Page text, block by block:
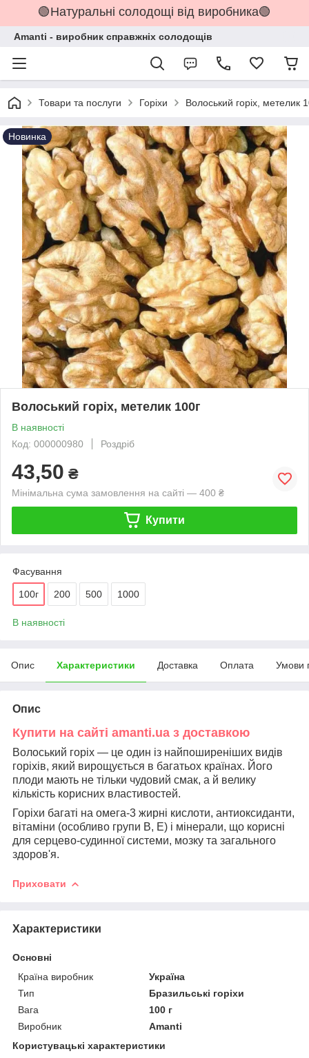
🟢Натуральні солодощі від виробника🟢
Amanti - виробник справжніх солодощів
Товари та послуги Горіхи Волоський горіх, метелик
Новинка
Волоський горіх, метелик 100г
В наявності
Код: 000000980
Роздріб
43,50 ₴
Мінімальна сума замовлення на сайті — 400 ₴
Купити
Фасування
100г 200 500 1000
В наявності
Опис Характеристики Доставка Оплата Умови
Опис
Купити на сайті amanti.ua з доставкою
Волоський горіх — це один із найпоширеніших видів
горіхів, який вирощується в багатьох країнах. Його
плоди мають не тільки чудовий смак, а й велику
кількість корисних властивостей.
Горіхи багаті на омега-3 жирні кислоти, антиоксиданти,
вітаміни (особливо групи B, E) і мінерали, що корисні
для серцево-судинної системи, мозку та загального
здоров'я.
Приховати
Характеристики
Основні
Країна виробник
Україна
Тип
Бразильські горіхи
Вага
100 г
Виробник
Amanti
Користувацькі характеристики